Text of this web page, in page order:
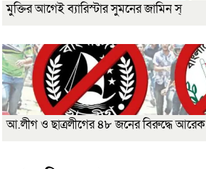
মুক্তির আগেই ব্যারিস্টার সুমনের জামিন স্
আ.লীগ ও ছাত্রলীগের ৪৮ জনের বিরুদ্ধে আরেক